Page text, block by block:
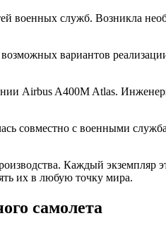
военных служб. Возникла
вариантов
Airbus A400M Atlas.
совместно с военными
Каждый экземпляр
их в любую точку мира.
самолета